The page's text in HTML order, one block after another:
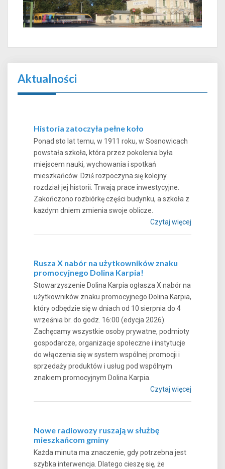
Aktualności
Historia zatoczyła pełne koło
Ponad sto lat temu, w 1911 roku, w Sosnowicach
powstała szkoła, która przez pokolenia była
miejscem nauki, wychowania i spotkań
mieszkańców. Dziś rozpoczyna się kolejny
rozdział jej historii. Trwają prace inwestycyjne.
Zakończono rozbiórkę części budynku, a szkoła z
każdym dniem zmienia swoje oblicze.
Czytaj więcej
Rusza X nabór na użytkowników znaku
promocyjnego Dolina Karpia!
Stowarzyszenie Dolina Karpia ogłasza X nabór na
użytkowników znaku promocyjnego Dolina Karpia,
który odbędzie się w dniach od 10 sierpnia do 4
września br. do godz. 16:00 (edycja 2026).
Zachęcamy wszystkie osoby prywatne, podmioty
gospodarcze, organizacje społeczne i instytucje
do włączenia się w system wspólnej promocji i
sprzedaży produktów i usług pod wspólnym
znakiem promocyjnym Dolina Karpia.
Czytaj więcej
Nowe radiowozy ruszają w służbę
mieszkańcom gminy
Każda minuta ma znaczenie, gdy potrzebna jest
szybka interwencja. Dlatego cieszę się, że